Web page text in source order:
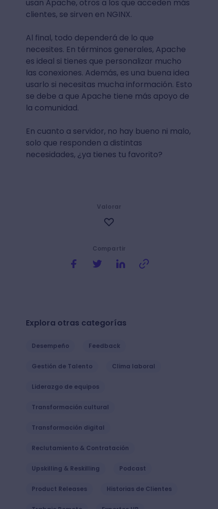
usan Apache, otros a los que acceden más
clientes, se sirven en NGINX.
Al final, todo dependerá de lo que
necesites. En términos generales, Apache
es ideal si tienes que personalizar mucho
las conexiones. Además, es una buena idea
usarlo si necesitas mucha información. Esto
se debe a que Apache tiene más apoyo de
la comunidad.
En cuanto a servidor, no hay bueno ni malo,
solo que responden a distintas
necesidades, ¿ya tienes tu favorito?
Compartir
Valorar
Explora otras categorías
Desempeño Feedback
Gestión de Talento Clima laboral
Liderazgo de equipos
Transformación cultural
Transformación digital
Reclutamiento & Contratación
Upskilling & Reskilling Podcast
Product Releases Historias de Clientes